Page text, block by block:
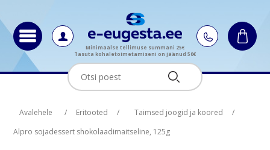
Minimaalse tellimuse summani 25€
Tasuta kohaletoimetamiseni on jäänud 50€
Avalehele / Eritooted / Taimsed joogid ja koored
/
Alpro sojadessert shokolaadimaitseline, 125g